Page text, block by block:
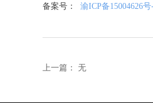
备案号：
渝ICP备15004626号
上一篇： 无